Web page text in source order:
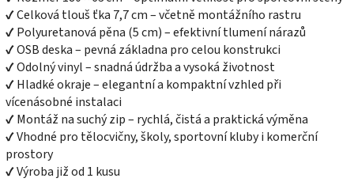
✔ Celková tlouš ťka 7,7 cm – včetně montážního rastru
✔ Polyuretanová pěna (5 cm) – efektivní tlumení nárazů
✔ OSB deska – pevná základna pro celou konstrukci
✔ Odolný vinyl – snadná údržba a vysoká životnost
✔ Hladké okraje – elegantní a kompaktní vzhled při
vícenásobné instalaci
✔ Montáž na suchý zip – rychlá, čistá a praktická výměna
✔ Vhodné pro tělocvičny, školy, sportovní kluby i komerční
prostory
✔ Výroba již od 1 kusu